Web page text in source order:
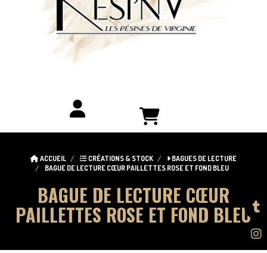
ACCUEIL CRÉATIONS & STOCK
BAGUES DE LECTURE
BAGUE DE LECTURE CŒUR PAILLETTES ROSE ET FOND BLEU
BAGUE DE LECTURE CŒUR
PAILLETTES ROSE ET FOND BLEU